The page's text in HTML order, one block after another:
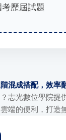
歷屆試題
混成搭配，效率
志光數位學院提
端的便利，打造